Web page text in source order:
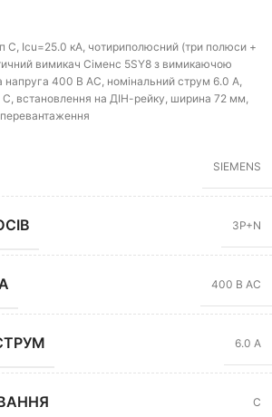
C, Icu=25.0 кА, чотириполюсний (три полюси +
вимикач Сіменс 5SY8 з вимикаючою
напруга 400 В АС, номінальний струм 6.0 A,
встановлення на ДІН-рейку, ширина 72 мм,
перевантаження
SIEMENS
3P+N
400 В АС
6.0 А
C